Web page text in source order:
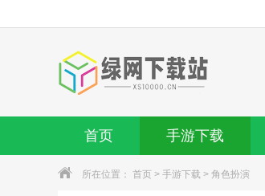
首页 手游下载
所在位置： 首页 > 手游下载 > 角色扮演